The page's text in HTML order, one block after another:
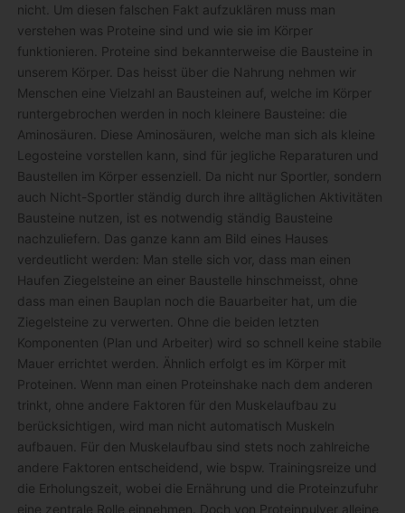
nicht. Um diesen falschen Fakt aufzuklären muss man
verstehen was Proteine sind und wie sie im Körper
funktionieren. Proteine sind bekannterweise die Bausteine in
unserem Körper. Das heisst über die Nahrung nehmen wir
Menschen eine Vielzahl an Bausteinen auf, welche im Körper
runtergebrochen werden in noch kleinere Bausteine: die
Aminosäuren. Diese Aminosäuren, welche man sich als kleine
Legosteine vorstellen kann, sind für jegliche Reparaturen und
Baustellen im Körper essenziell. Da nicht nur Sportler, sondern
auch Nicht-Sportler ständig durch ihre alltäglichen Aktivitäten
Bausteine nutzen, ist es notwendig ständig Bausteine
nachzuliefern. Das ganze kann am Bild eines Hauses
verdeutlicht werden: Man stelle sich vor, dass man einen
Haufen Ziegelsteine an einer Baustelle hinschmeisst, ohne
dass man einen Bauplan noch die Bauarbeiter hat, um die
Ziegelsteine zu verwerten. Ohne die beiden letzten
Komponenten (Plan und Arbeiter) wird so schnell keine stabile
Mauer errichtet werden. Ähnlich erfolgt es im Körper mit
Proteinen. Wenn man einen Proteinshake nach dem anderen
trinkt, ohne andere Faktoren für den Muskelaufbau zu
berücksichtigen, wird man nicht automatisch Muskeln
aufbauen. Für den Muskelaufbau sind stets noch zahlreiche
andere Faktoren entscheidend, wie bspw. Trainingsreize und
die Erholungszeit, wobei die Ernährung und die Proteinzufuhr
eine zentrale Rolle einnehmen. Doch von Proteinpulver alleine